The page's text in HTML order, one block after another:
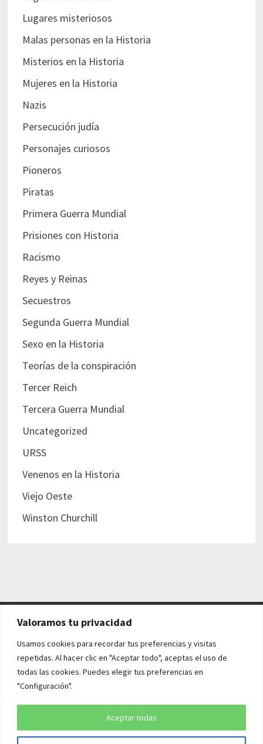
Valoramos tu privacidad
Usamos cookies para recordar tus preferencias y visitas
repetidas. Al hacer clic en "Aceptar todo", aceptas el uso de
todas las cookies. Puedes elegir tus preferencias en
"Configuración".
Aceptar todas
Lugares misteriosos
Malas personas en la Historia
Misterios en la Historia
Mujeres en la Historia
Nazis
Persecución judía
Personajes curiosos
Pioneros
Piratas
Primera Guerra Mundial
Prisiones con Historia
Racismo
Reyes y Reinas
Secuestros
Segunda Guerra Mundial
Sexo en la Historia
Teorías de la conspiración
Tercer Reich
Tercera Guerra Mundial
Uncategorized
URSS
Venenos en la Historia
Viejo Oeste
Winston Churchill
AVISO LEGAL Y POLÍTICAS
Aviso legal
Política de cookies